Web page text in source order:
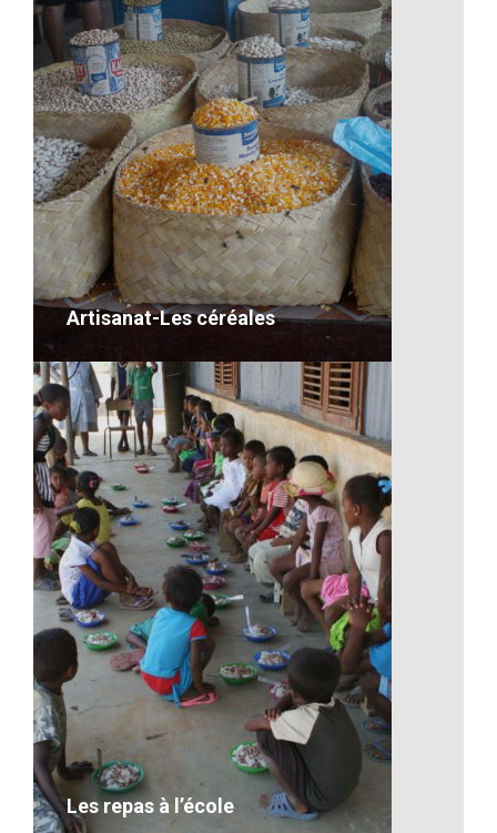
Les bananes de Madagascar
VOIR LE DÉTAIL
Artisanat-Les céréales
Artisanat-Les céréales
VOIR LE DÉTAIL
Les repas à l’école